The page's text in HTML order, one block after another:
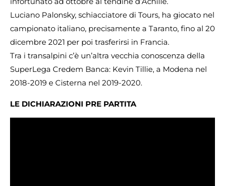
Luciano Palonsky, schiacciatore di Tours, ha giocato nel
campionato italiano, precisamente a Taranto, fino al 20
dicembre 2021 per poi trasferirsi in Francia.
Tra i transalpini c’è un’altra vecchia conoscenza della
SuperLega Credem Banca: Kevin Tillie, a Modena nel
2018-2019 e Cisterna nel 2019-2020.
LE DICHIARAZIONI PRE PARTITA